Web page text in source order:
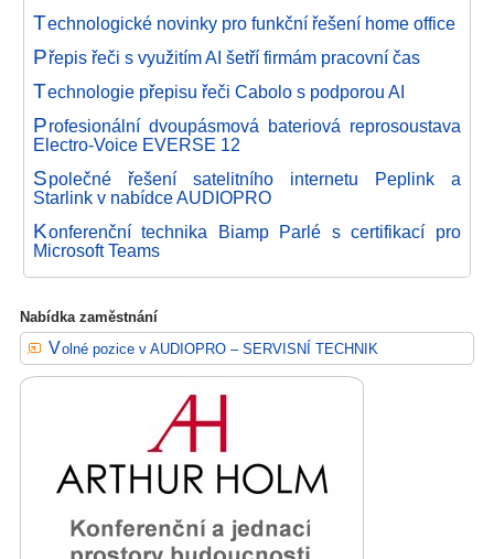
Technologické novinky pro funkční řešení home office
Přepis řeči s využitím AI šetří firmám pracovní čas
Technologie přepisu řeči Cabolo s podporou AI
Profesionální dvoupásmová bateriová reprosoustava
Electro-Voice EVERSE 12
Společné řešení satelitního internetu Peplink a
Starlink v nabídce AUDIOPRO
Konferenční technika Biamp Parlé s certifikací pro
Microsoft Teams
Nabídka zaměstnání
Volné pozice v AUDIOPRO – SERVISNÍ TECHNIK